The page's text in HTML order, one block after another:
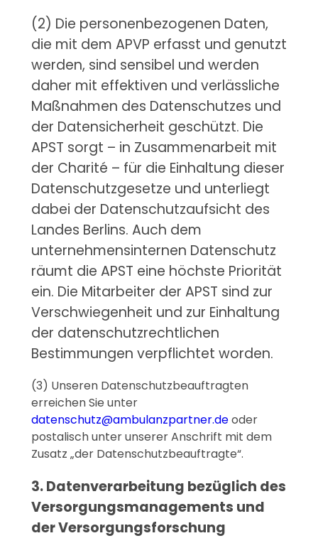
(2) Die personenbezogenen Daten,
die mit dem APVP erfasst und genutzt
werden, sind sensibel und werden
daher mit effektiven und verlässliche
Maßnahmen des Datenschutzes und
der Datensicherheit geschützt. Die
APST sorgt – in Zusammenarbeit mit
der Charité – für die Einhaltung dieser
Datenschutzgesetze und unterliegt
dabei der Datenschutzaufsicht des
Landes Berlins. Auch dem
unternehmensinternen Datenschutz
räumt die APST eine höchste Priorität
ein. Die Mitarbeiter der APST sind zur
Verschwiegenheit und zur Einhaltung
der datenschutzrechtlichen
Bestimmungen verpflichtet worden.
(3) Unseren Datenschutzbeauftragten
erreichen Sie unter
datenschutz@ambulanzpartner.deoder
postalisch unter unserer Anschrift mit dem
Zusatz „der Datenschutzbeauftragte“.
3. Datenverarbeitung bezüglich des
Versorgungsmanagements und
der Versorgungsforschung